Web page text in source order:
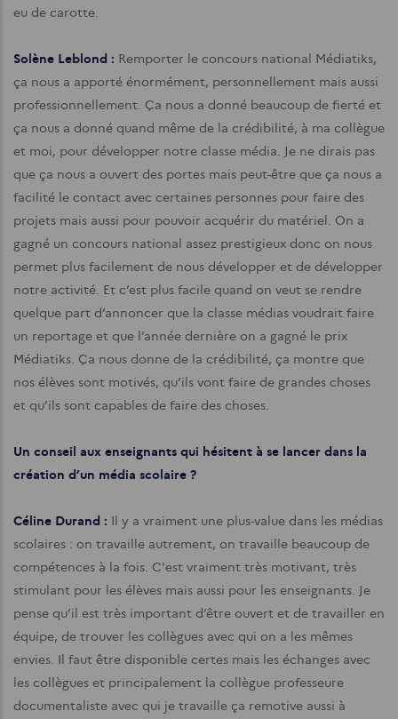
eu de carotte.
Solène Leblond : Remporter le concours national Médiatiks,
ça nous a apporté énormément, personnellement mais aussi
professionnellement. Ça nous a donné beaucoup de fierté et
ça nous a donné quand même de la crédibilité, à ma collègue
et moi, pour développer notre classe média. Je ne dirais pas
que ça nous a ouvert des portes mais peut-être que ça nous a
facilité le contact avec certaines personnes pour faire des
projets mais aussi pour pouvoir acquérir du matériel. On a
gagné un concours national assez prestigieux donc on nous
permet plus facilement de nous développer et de développer
notre activité. Et c’est plus facile quand on veut se rendre
quelque part d’annoncer que la classe médias voudrait faire
un reportage et que l’année dernière on a gagné le prix
Médiatiks. Ça nous donne de la crédibilité, ça montre que
nos élèves sont motivés, qu’ils vont faire de grandes choses
et qu’ils sont capables de faire des choses.
Un conseil aux enseignants qui hésitent à se lancer dans la
création d’un média scolaire ?
Céline Durand : Il y a vraiment une plus-value dans les médias
scolaires : on travaille autrement, on travaille beaucoup de
compétences à la fois. C'est vraiment très motivant, très
stimulant pour les élèves mais aussi pour les enseignants. Je
pense qu’il est très important d’être ouvert et de travailler en
équipe, de trouver les collègues avec qui on a les mêmes
envies. Il faut être disponible certes mais les échanges avec
les collègues et principalement la collègue professeure
documentaliste avec qui je travaille ça remotive aussi à